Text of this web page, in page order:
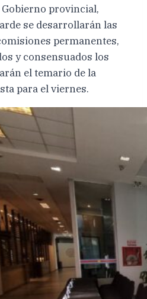
Gobierno provincial,
se desarrollarán las
permanentes,
y consensuados los
el temario de la
para el viernes.